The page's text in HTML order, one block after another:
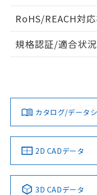
ドすることができま
ロ
ダウンロードデータをご
みください。
ソフトウェアの使用条件
RoHS/REACH対
EU RoHS 注意事項
対応済み
中国 RoHS 注意事項
規格認証/適合状況
LR型式承認
（イギリス
船舶規格）
DNV
（ノ
No No
カタログ/データ
2D CADデータ
3D CADデータ